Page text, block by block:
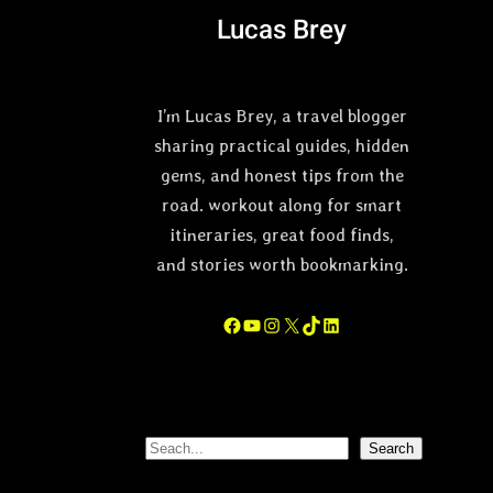
Lucas Brey
I’m Lucas Brey, a travel blogger
sharing practical guides, hidden
gems, and honest tips from the
road. workout along for smart
itineraries, great food finds,
and stories worth bookmarking.
Facebook YouTube Instagram X TikTok LinkedIn
S
Search